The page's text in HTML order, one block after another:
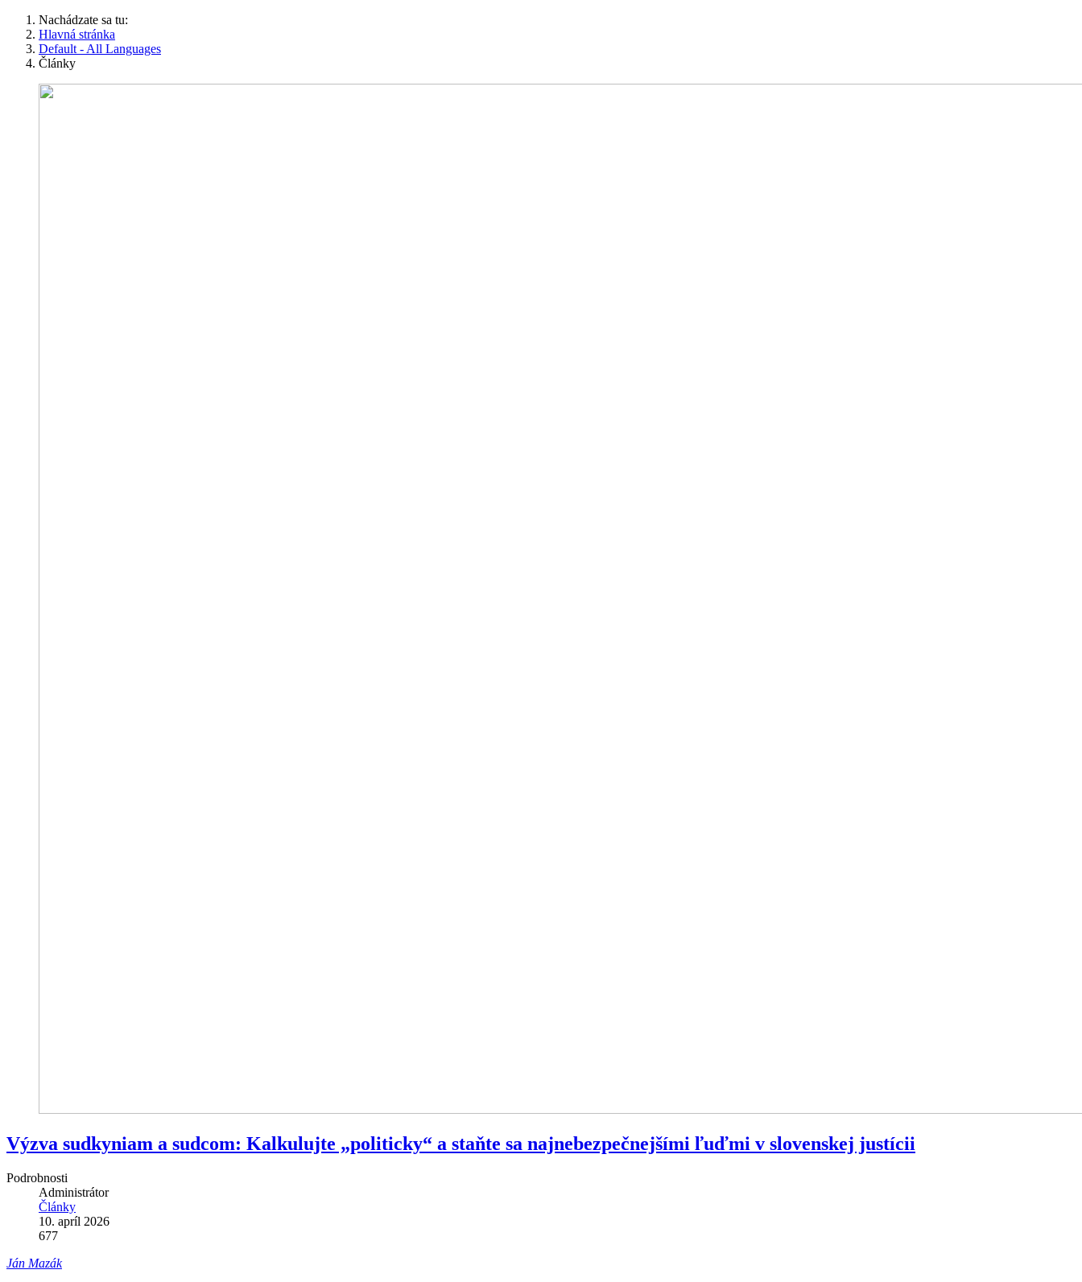
Nachádzate sa tu:
Hlavná stránka
Default - All Languages
Články
Výzva sudkyniam a sudcom: Kalkulujte „politicky“ a staňte sa najnebezpečnejšími ľuďmi v slovenskej justícii
Podrobnosti
Administrátor
Články
10. apríl 2026
677
Ján Mazák